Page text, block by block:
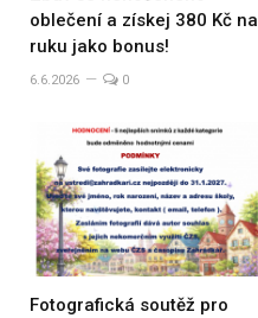
oblečení a získej 380 Kč na
ruku jako bonus!
6.6.2026 0
Fotografická soutěž pro